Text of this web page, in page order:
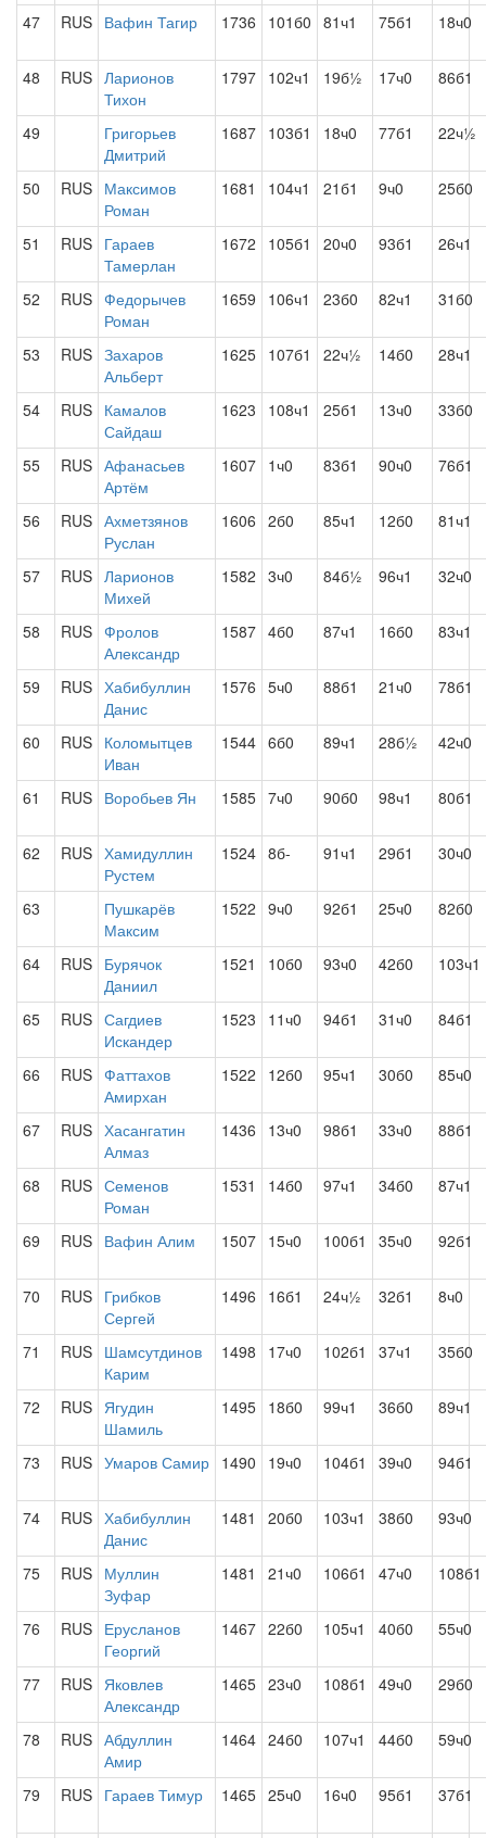
47 RUS Вафин Тагир 1736 101б0 81ч1 75б1 18ч0
48 RUS Ларионов
Тихон
1797 102ч1 19б½ 17ч0 86б1
49
Григорьев
Дмитрий
1687 103б1 18ч0 77б1 22ч½
50 RUS Максимов
Роман
1681 104ч1 21б1 9ч0 25б0
51 RUS Гараев
Тамерлан
1672 105б1 20ч0 93б1 26ч1
52 RUS Федорычев
Роман
1659 106ч1 23б0 82ч1 31б0
53 RUS Захаров
Альберт
1625 107б1 22ч½ 14б0 28ч1
54 RUS Камалов
Сайдаш
1623 108ч1 25б1 13ч0 33б0
55 RUS Афанасьев
Артём
1607 1ч0 83б1 90ч0 76б1
56 RUS Ахметзянов
Руслан
1606 2б0 85ч1 12б0 81ч1
57 RUS Ларионов
Михей
1582 3ч0 84б½ 96ч1 32ч0
58 RUS Фролов
Александр
1587 4б0 87ч1 16б0 83ч1
59 RUS Хабибуллин
Данис
1576 5ч0 88б1 21ч0 78б1
60 RUS Коломытцев
Иван
1544 6б0 89ч1 28б½ 42ч0
61 RUS Воробьев Ян 1585 7ч0 90б0 98ч1 80б1
62 RUS Хамидуллин
Рустем
1524 8б- 91ч1 29б1 30ч0
63
Пушкарёв
Максим
1522 9ч0 92б1 25ч0 82б0
64 RUS Бурячок
Даниил
1521 10б0 93ч0 42б0 103ч1
65 RUS Сагдиев
Искандер
1523 11ч0 94б1 31ч0 84б1
66 RUS Фаттахов
Амирхан
1522 12б0 95ч1 30б0 85ч0
67 RUS Хасангатин
Алмаз
1436 13ч0 98б1 33ч0 88б1
68 RUS Семенов
Роман
1531 14б0 97ч1 34б0 87ч1
69 RUS Вафин Алим 1507 15ч0 100б1 35ч0 92б1
70 RUS Грибков
Сергей
1496 16б1 24ч½ 32б1 8ч0
71 RUS Шамсутдинов
Карим
1498 17ч0 102б1 37ч1 35б0
72 RUS Ягудин
Шамиль
1495 18б0 99ч1 36б0 89ч1
73 RUS Умаров Самир 1490 19ч0 104б1 39ч0 94б1
74 RUS Хабибуллин
Данис
1481 20б0 103ч1 38б0 93ч0
75 RUS Муллин
Зуфар
1481 21ч0 106б1 47ч0 108б1
76 RUS Ерусланов
Георгий
1467 22б0 105ч1 40б0 55ч0
77 RUS Яковлев
Александр
1465 23ч0 108б1 49ч0 29б0
78 RUS Абдуллин
Амир
1464 24б0 107ч1 44б0 59ч0
79 RUS Гараев Тимур 1465 25ч0 16ч0 95б1 37б1